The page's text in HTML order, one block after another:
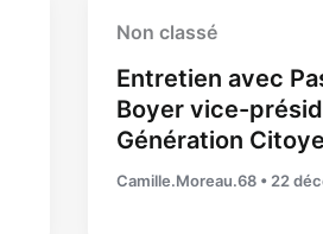
Non classé
Entretien avec
Boyer vice-
Génération
Camille.Moreau.68 • 22